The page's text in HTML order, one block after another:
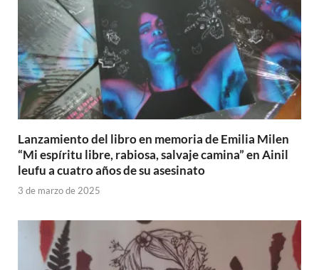
Lanzamiento del libro en memoria de Emilia Milen
“Mi espíritu libre, rabiosa, salvaje camina” en Ainil
leufu a cuatro años de su asesinato
3 de marzo de 2025